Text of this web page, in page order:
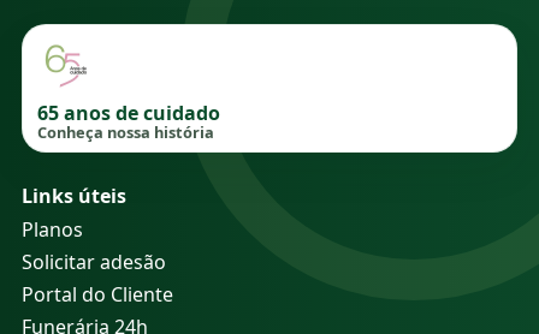
65 anos de cuidado
Conheça nossa história
Links úteis
Planos
Solicitar adesão
Portal do Cliente
Funerária 24h